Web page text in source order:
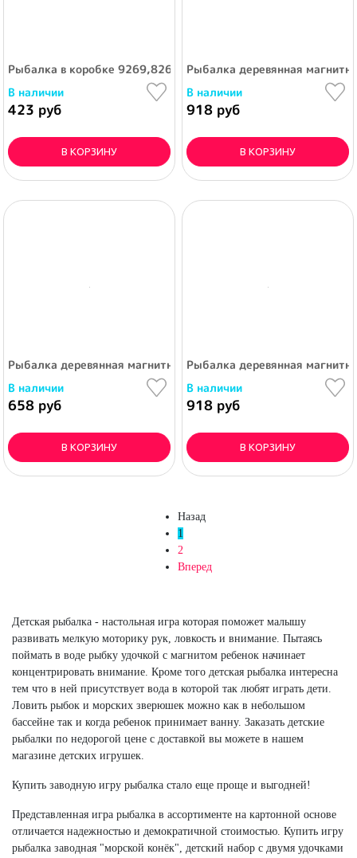
Рыбалка в коробке 9269,8268
В наличии
423 руб
В КОРЗИНУ
Рыбалка деревянная
В наличии
918 руб
В КОРЗИНУ
Рыбалка деревянная магнитная "помидор" (15х14х7,5 см) в
В наличии
658 руб
В КОРЗИНУ
Рыбалка деревянная
В наличии
918 руб
В КОРЗИНУ
Назад
1
2
Вперед
Детская рыбалка - настольная игра которая поможет малышу
развивать мелкую моторику рук, ловкость и внимание. Пытаясь
поймать в воде рыбку удочкой с магнитом ребенок начинает
концентрировать внимание. Кроме того детская рыбалка интересна
тем что в ней присутствует вода в которой так любят играть дети.
Ловить рыбок и морских зверюшек можно как в небольшом
бассейне так и когда ребенок принимает ванну. Заказать детские
рыбалки по недорогой цене с доставкой вы можете в нашем
магазине детских игрушек.
Купить заводную игру рыбалка стало еще проще и выгодней!
Представленная игра рыбалка в ассортименте на картонной основе
отличается надежностью и демократичной стоимостью. Купить игру
рыбалка заводная "морской конёк", детский набор с двумя удочками